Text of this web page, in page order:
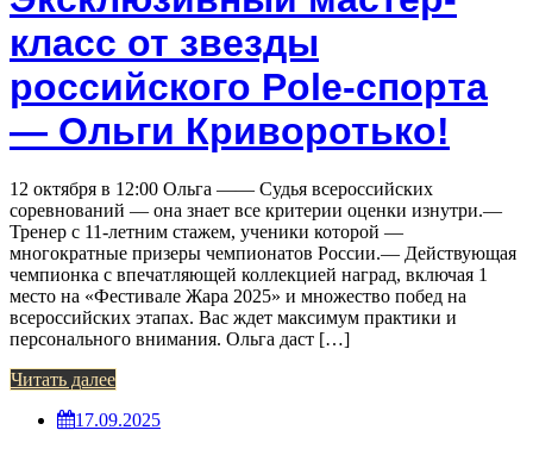
класс от звезды
российского Pole-спорта
— Ольги Криворотько!
12 октября в 12:00 Ольга —— Судья всероссийских
соревнований — она знает все критерии оценки изнутри.—
Тренер с 11-летним стажем, ученики которой —
многократные призеры чемпионатов России.— Действующая
чемпионка с впечатляющей коллекцией наград, включая 1
место на «Фестивале Жара 2025» и множество побед на
всероссийских этапах. Вас ждет максимум практики и
персонального внимания. Ольга даст […]
Читать далее
17.09.2025